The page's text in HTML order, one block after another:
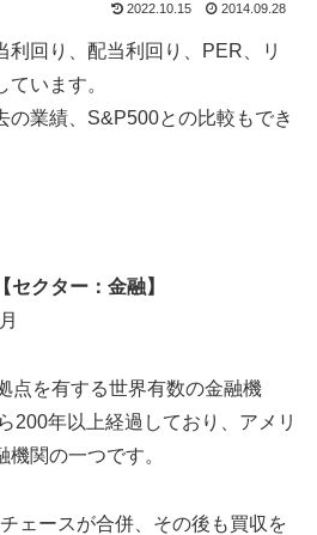
2022.10.15 2014.09.28
利回り、配当利回り、PER、リ
います。
の業績、S&P500との比較もでき
セクター：金融】
点を有する世界有数の金融機
200年以上経過しており、アメリ
関の一つです。
ェースが合併、その後も買収を